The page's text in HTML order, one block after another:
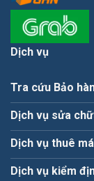
Dịch vụ
Tra cứu Bảo
Dịch vụ sửa
Dịch vụ thuê
Dịch vụ kiểm